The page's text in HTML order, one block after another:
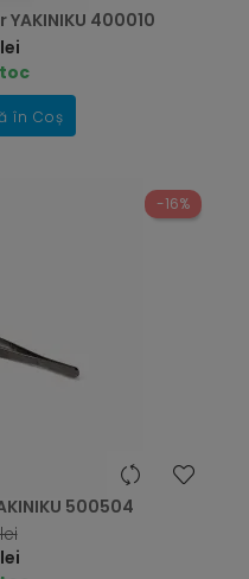
400010
în Coș
-16%
500504